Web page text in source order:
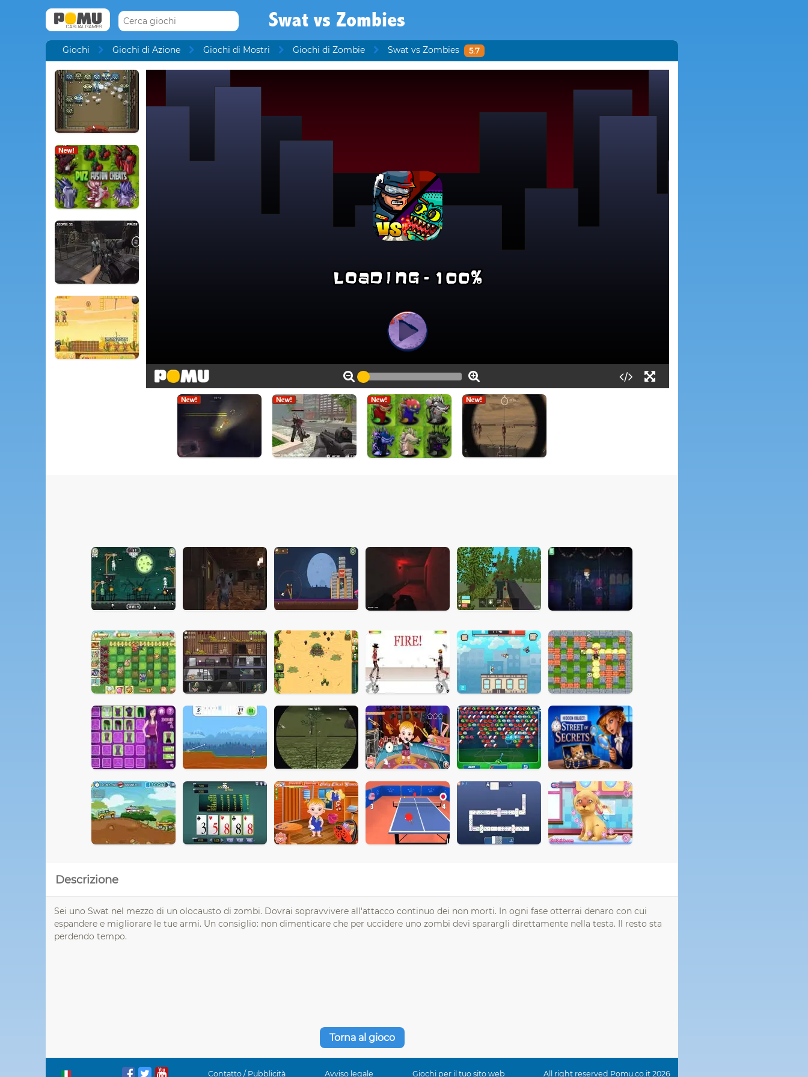
Swat vs Zombies
Giochi Giochi di Azione Giochi di Mostri Giochi di Zombie Swat vs Zombies 5.7
Descrizione
Sei uno Swat nel mezzo di un olocausto di zombi. Dovrai sopravvivere all'attacco continuo dei non morti. In ogni fase otterrai denaro con cui
espandere e migliorare le tue armi. Un consiglio: non dimenticare che per uccidere uno zombi devi sparargli direttamente nella testa. Il resto sta
perdendo tempo.
Torna al gioco
Contatto / Pubblicità Avviso legale Giochi per il tuo sito web All right reserved Pomu.co.it 2026